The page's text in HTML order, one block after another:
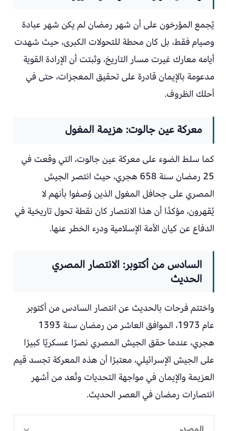
يُجمع المؤرخون على أن شهر رمضان لم يكن شهر عبادة
وصيام فقط، بل كان محطة للتحولات الكبرى، حيث شهدت
أيامه معارك غيرت مسار التاريخ، وثبتت أن الإرادة القوية
مدعومة بالإيمان قادرة على تحقيق المعجزات، حتى في
أحلك الظروف.
معركة عين جالوت: هزيمة المغول
كما سلط الضوء على معركة عين جالوت، التي وقعت في
25 رمضان سنة 658 هجري، حيث انتصر الجيش
المصري على جحافل المغول الذين وُصفوا بأنهم لا
يُقهرون، مؤكدًا أن هذا الانتصار كان نقطة تحول تاريخية في
الدفاع عن كيان الأمة الإسلامية ودرء الخطر عنها.
السادس من أكتوبر: الانتصار المصري
الحديث
واختتم فرحات بالحديث عن انتصار السادس من أكتوبر
عام 1973، الموافق العاشر من رمضان سنة 1393
هجري، عندما حقق الجيش المصري نصرًا عسكريًا كبيرًا
على الجيش الإسرائيلي، معتبرًا أن هذه المعركة تجسد قيم
العزيمة والإيمان في مواجهة التحديات وتُعد من أشهر
انتصارات رمضان في العصر الحديث.